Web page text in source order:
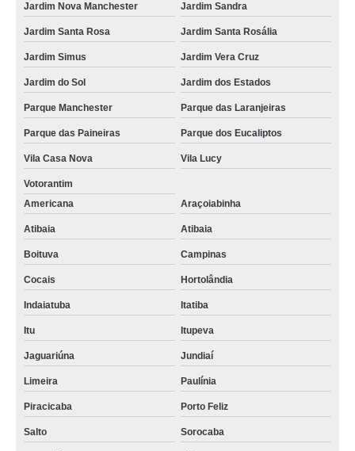
Jardim Nova Manchester Jardim Sandra
Jardim Santa Rosa Jardim Santa Rosália
Jardim Simus Jardim Vera Cruz
Jardim do Sol Jardim dos Estados
Parque Manchester Parque das Laranjeiras
Parque das Paineiras Parque dos Eucaliptos
Vila Casa Nova Vila Lucy
Votorantim
Americana
Araçoiabinha
Atibaia Atibaia
Boituva Campinas
Cocais Hortolândia
Indaiatuba Itatiba
Itu Itupeva
Jaguariúna Jundiaí
Limeira Paulínia
Piracicaba Porto Feliz
Salto Sorocaba